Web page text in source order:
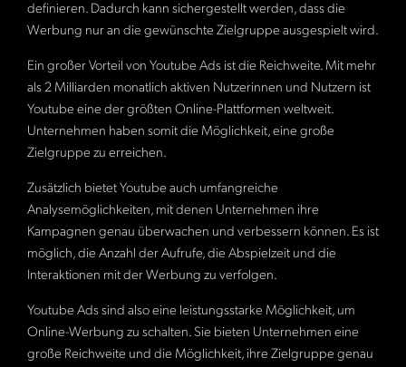
definieren. Dadurch kann sichergestellt werden, dass die
Werbung nur an die gewünschte Zielgruppe ausgespielt wird.
Ein großer Vorteil von Youtube Ads ist die Reichweite. Mit mehr
als 2 Milliarden monatlich aktiven Nutzerinnen und Nutzern ist
Youtube eine der größten Online-Plattformen weltweit.
Unternehmen haben somit die Möglichkeit, eine große
Zielgruppe zu erreichen.
Zusätzlich bietet Youtube auch umfangreiche
Analysemöglichkeiten, mit denen Unternehmen ihre
Kampagnen genau überwachen und verbessern können. Es ist
möglich, die Anzahl der Aufrufe, die Abspielzeit und die
Interaktionen mit der Werbung zu verfolgen.
Youtube Ads sind also eine leistungsstarke Möglichkeit, um
Online-Werbung zu schalten. Sie bieten Unternehmen eine
große Reichweite und die Möglichkeit, ihre Zielgruppe genau